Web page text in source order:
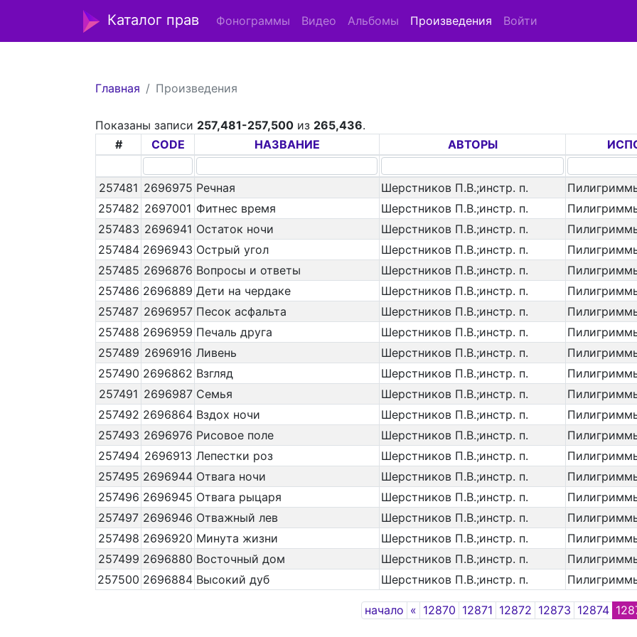
Каталог прав Фонограммы Видео Альбомы Произведения Войти
Главная Произведения
Показаны записи 257,481-257,500 из 265,436.
#
CODE НАЗВАНИЕ АВТОРЫ
257481 2696975 Речная Шерстников П.В.;инстр. п.
257482 2697001 Фитнес время Шерстников П.В.;инстр. п.
257483 2696941 Остаток ночи Шерстников П.В.;инстр. п.
257484 2696943 Острый угол Шерстников П.В.;инстр. п.
257485 2696876 Вопросы и ответы Шерстников П.В.;инстр. п.
257486 2696889 Дети на чердаке Шерстников П.В.;инстр. п.
257487 2696957 Песок асфальта Шерстников П.В.;инстр. п.
257488 2696959 Печаль друга Шерстников П.В.;инстр. п.
257489 2696916 Ливень Шерстников П.В.;инстр. п.
257490 2696862 Взгляд Шерстников П.В.;инстр. п.
257491 2696987 Семья Шерстников П.В.;инстр. п.
257492 2696864 Вздох ночи Шерстников П.В.;инстр. п.
257493 2696976 Рисовое поле Шерстников П.В.;инстр. п.
257494 2696913 Лепестки роз Шерстников П.В.;инстр. п.
257495 2696944 Отвага ночи Шерстников П.В.;инстр. п.
257496 2696945 Отвага рыцаря Шерстников П.В.;инстр. п.
257497 2696946 Отважный лев Шерстников П.В.;инстр. п.
257498 2696920 Минута жизни Шерстников П.В.;инстр. п.
257499 2696880 Восточный дом Шерстников П.В.;инстр. п.
257500 2696884 Высокий дуб Шерстников П.В.;инстр. п.
начало «Previous
12870 12871 12872 12873 12874